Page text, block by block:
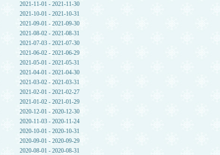
2021-11-01 - 2021-11-30
2021-10-01 - 2021-10-31
2021-09-01 - 2021-09-30
2021-08-02 - 2021-08-31
2021-07-03 - 2021-07-30
2021-06-02 - 2021-06-29
2021-05-01 - 2021-05-31
2021-04-01 - 2021-04-30
2021-03-02 - 2021-03-31
2021-02-01 - 2021-02-27
2021-01-02 - 2021-01-29
2020-12-01 - 2020-12-30
2020-11-03 - 2020-11-24
2020-10-01 - 2020-10-31
2020-09-01 - 2020-09-29
2020-08-01 - 2020-08-31